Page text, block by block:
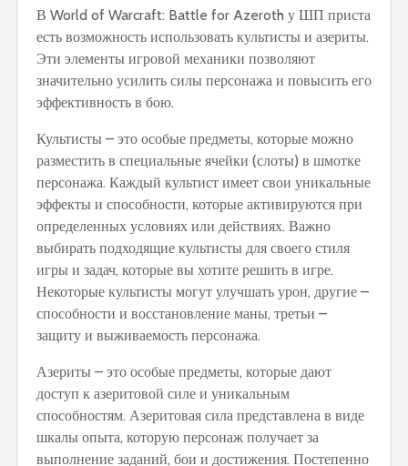
В World of Warcraft: Battle for Azeroth у ШП приста
есть возможность использовать культисты и азериты.
Эти элементы игровой механики позволяют
значительно усилить силы персонажа и повысить его
эффективность в бою.
Культисты – это особые предметы, которые можно
разместить в специальные ячейки (слоты) в шмотке
персонажа. Каждый культист имеет свои уникальные
эффекты и способности, которые активируются при
определенных условиях или действиях. Важно
выбирать подходящие культисты для своего стиля
игры и задач, которые вы хотите решить в игре.
Некоторые культисты могут улучшать урон, другие –
способности и восстановление маны, третьи –
защиту и выживаемость персонажа.
Азериты – это особые предметы, которые дают
доступ к азеритовой силе и уникальным
способностям. Азеритовая сила представлена в виде
шкалы опыта, которую персонаж получает за
выполнение заданий, бои и достижения. Постепенно